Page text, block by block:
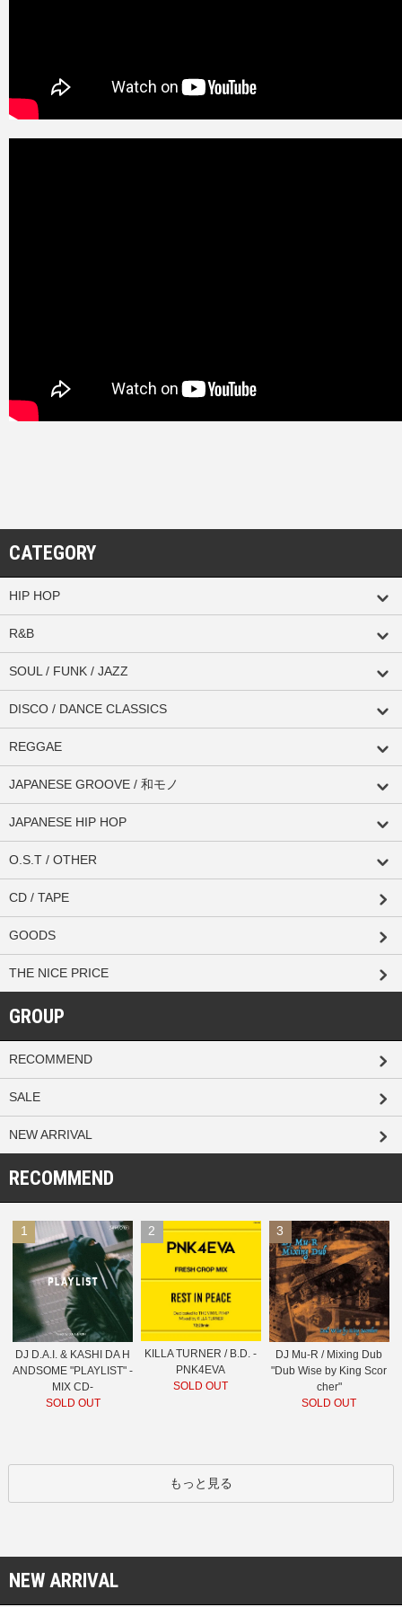
CATEGORY
HIP HOP
R&B
SOUL / FUNK / JAZZ
DISCO / DANCE CLASSICS
REGGAE
JAPANESE GROOVE / 和モノ
JAPANESE HIP HOP
O.S.T / OTHER
CD / TAPE
GOODS
THE NICE PRICE
GROUP
RECOMMEND
SALE
NEW ARRIVAL
RECOMMEND
1
DJ D.A.I. & KASHI DA H
ANDSOME "PLAYLIST" -
MIX CD-
SOLD OUT
2
KILLA TURNER / B.D. -
PNK4EVA
SOLD OUT
3
DJ Mu-R / Mixing Dub
"Dub Wise by King Scor
cher"
SOLD OUT
もっと見る
NEW ARRIVAL